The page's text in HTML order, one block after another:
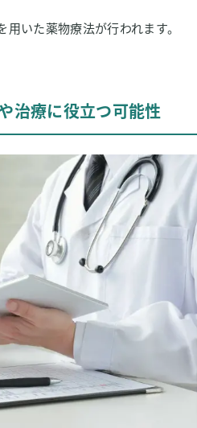
いた薬物療法が行われます。
治療に役立つ可能性